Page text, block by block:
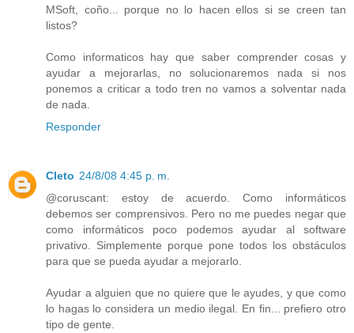
MSoft, coño... porque no lo hacen ellos si se creen tan
listos?
Como informaticos hay que saber comprender cosas y
ayudar a mejorarlas, no solucionaremos nada si nos
ponemos a criticar a todo tren no vamos a solventar nada
de nada.
Responder
Cleto 24/8/08 4:45 p. m.
@coruscant: estoy de acuerdo. Como informáticos
debemos ser comprensivos. Pero no me puedes negar que
como informáticos poco podemos ayudar al software
privativo. Simplemente porque pone todos los obstáculos
para que se pueda ayudar a mejorarlo.
Ayudar a alguien que no quiere que le ayudes, y que como
lo hagas lo considera un medio ilegal. En fin... prefiero otro
tipo de gente.